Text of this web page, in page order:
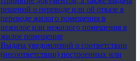
решений о переводе или об отказе в
переводе жилого помещения в
нежилое или нежилого помещения в
жилое помещение
Выдача уведомлений о соответствии
(несоответствии) построенных или